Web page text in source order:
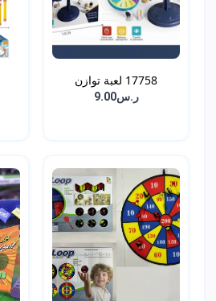
17758 لعبة توازن
ر.س9.00